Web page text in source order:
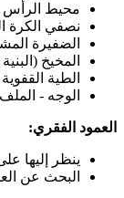
محيط الرأس
نصفي الكرة
الضفيرة
المخيخ
الطية
الوجه -
العمود الفقري:
ينظر إليها
البحث عن